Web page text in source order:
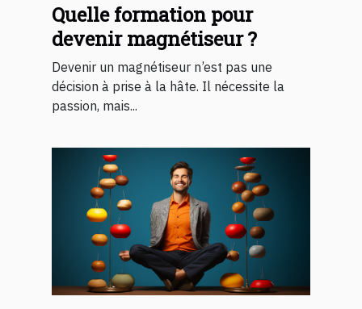
Quelle formation pour
devenir magnétiseur ?
Devenir un magnétiseur n’est pas une
décision à prise à la hâte. Il nécessite la
passion, mais...